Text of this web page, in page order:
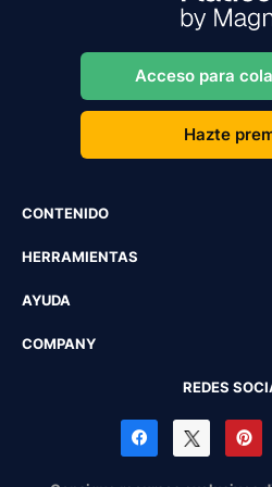
Acceso para
Hazte
CONTENIDO
HERRAMIENTAS
AYUDA
COMPANY
REDES